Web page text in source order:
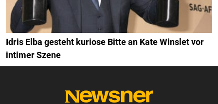
Idris Elba gesteht kuriose Bitte an Kate Winslet vor
intimer Szene